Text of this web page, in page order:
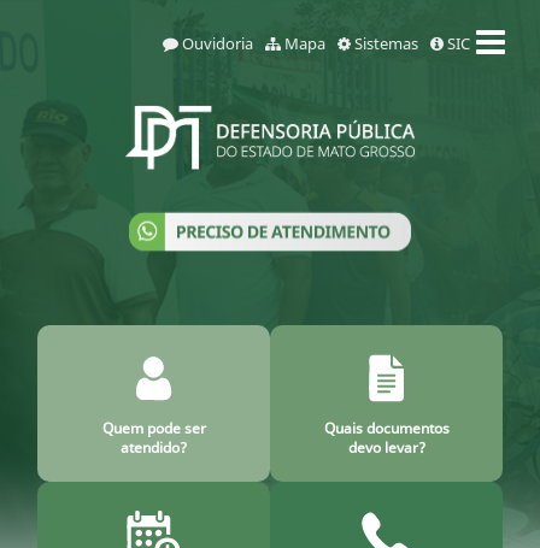
Ouvidoria Mapa Sistemas SIC
Quem pode ser
atendido?
Quais documentos
devo levar?